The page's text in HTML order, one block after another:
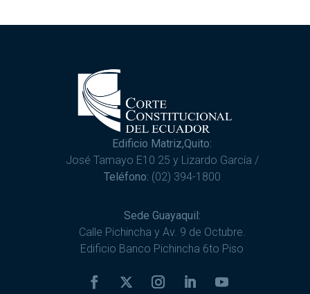
Edificio Matriz,Quito:
José Tamayo E10 25 y Lizardo García /
Teléfono: (02) 394-1800
Sede Guayaquil:
Calle Pichincha y Av. 9 de Octubre.
Edificio Banco Pichincha 6to Piso